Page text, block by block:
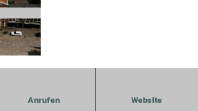
Anrufen Website